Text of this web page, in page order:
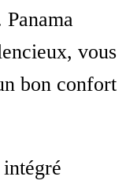
vous
bon confort